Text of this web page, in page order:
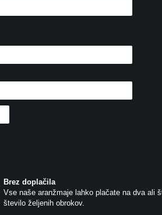
Brez doplačila
Vse naše aranžmaje lahko plačate na dva ali
število željenih obrokov.